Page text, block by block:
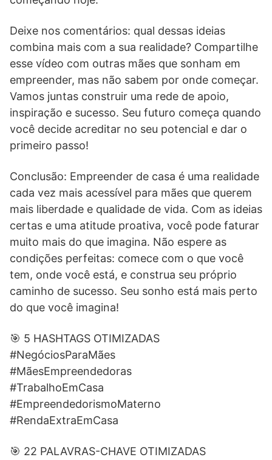
Deixe nos comentários: qual dessas ideias
combina mais com a sua realidade? Compartilhe
esse vídeo com outras mães que sonham em
empreender, mas não sabem por onde começar.
Vamos juntas construir uma rede de apoio,
inspiração e sucesso. Seu futuro começa quando
você decide acreditar no seu potencial e dar o
primeiro passo!
Conclusão: Empreender de casa é uma realidade
cada vez mais acessível para mães que querem
mais liberdade e qualidade de vida. Com as ideias
certas e uma atitude proativa, você pode faturar
muito mais do que imagina. Não espere as
condições perfeitas: comece com o que você
tem, onde você está, e construa seu próprio
caminho de sucesso. Seu sonho está mais perto
do que você imagina!
🎯 5 HASHTAGS OTIMIZADAS
#NegóciosParaMães
#MãesEmpreendedoras
#TrabalhoEmCasa
#EmpreendedorismoMaterno
#RendaExtraEmCasa
🎯 22 PALAVRAS-CHAVE OTIMIZADAS